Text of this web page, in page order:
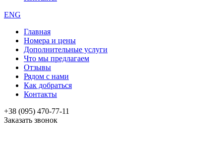
ENG
Главная
Номера и цены
Дополнительные услуги
Что мы предлагаем
Отзывы
Рядом с нами
Как добраться
Контакты
+38 (095) 470-77-11
Заказать звонок